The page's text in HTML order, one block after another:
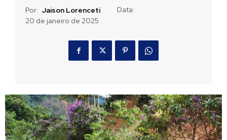
Por: Jaison Lorenceti
Data:
20 de janeiro de 2025